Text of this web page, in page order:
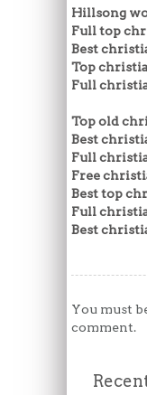
Hillsong
Full top
Best
Top
Full
Top old
Best
Full
Free
Best top
Full
Best
You must
comment.